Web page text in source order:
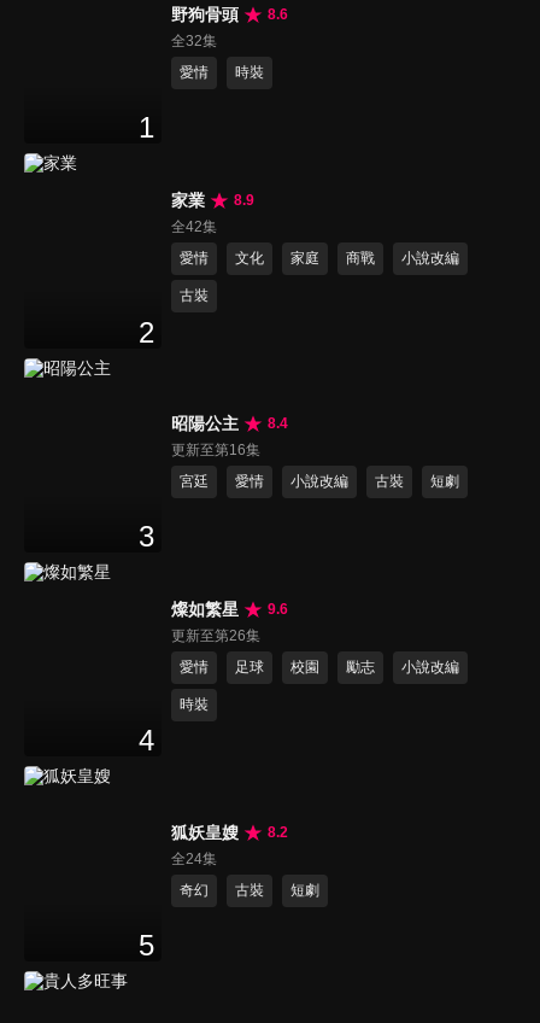
1
野狗骨頭
8.6
全32集
愛情
時裝
2
家業
8.9
全42集
愛情
文化 家庭 商戰 小說改編
古裝
3
昭陽公主
8.4
更新至第16集
宮廷
愛情 小說改編 古裝 短劇
4
燦如繁星
9.6
更新至第26集
愛情
足球 校園 勵志 小說改編
時裝
5
狐妖皇嫂
8.2
全24集
奇幻
古裝 短劇